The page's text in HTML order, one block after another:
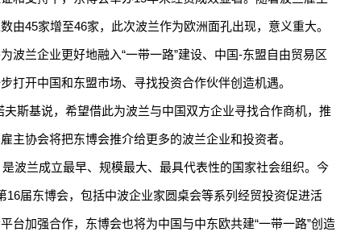
由45家增至46家，此次波兰作为欧洲面孔出现，意义重大。
兰企业更好地融入“一带一路”建设、中国-东盟自由贸易区
打开中国和东盟市场、寻找投资合作伙伴创造机遇。
斯基说，希望借此为波兰与中国双方企业寻找合作商机，推
主协会将把东博会推介给更多的波兰企业和投资者。
兰成立最早、规模最大、最具代表性的国家社会组织。今
16届东博会，包括中波企业家圆桌会等系列经贸投资促进活
台加强合作，东博会也将为中国与中东欧共建“一带一路”创造